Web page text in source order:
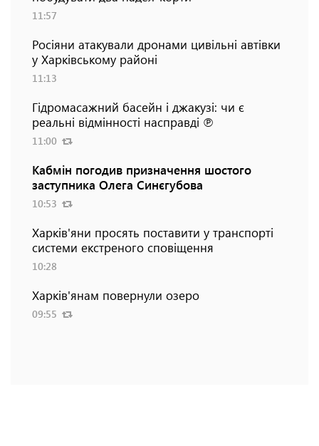
11:57
Росіяни атакували дронами цивільні автівки
у Харківському районі
11:13
Гідромасажний басейн і джакузі: чи є
реальні відмінності насправді ℗
11:00
Кабмін погодив призначення шостого
заступника Олега Синєгубова
10:53
Харків'яни просять поставити у транспорті
системи екстреного сповіщення
10:28
Харків'янам повернули озеро
09:55